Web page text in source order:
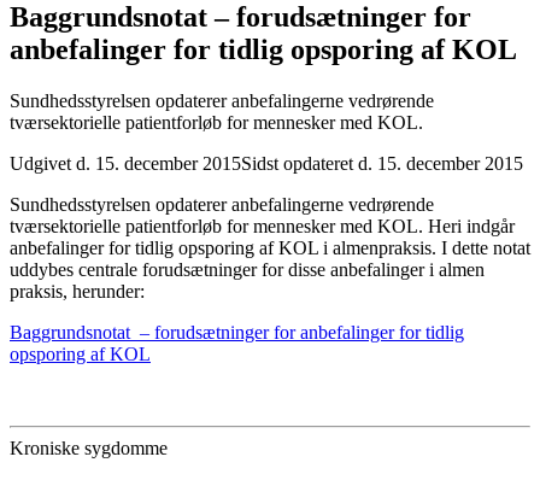
Baggrundsnotat – forudsætninger for
anbefalinger for tidlig opsporing af KOL
Sundhedsstyrelsen opdaterer anbefalingerne vedrørende
tværsektorielle patientforløb for mennesker med KOL.
Udgivet d. 15. december 2015Sidst opdateret d. 15. december 2015
Sundhedsstyrelsen opdaterer anbefalingerne vedrørende
tværsektorielle patientforløb for mennesker med KOL. Heri indgår
anbefalinger for tidlig opsporing af KOL i almenpraksis. I dette notat
uddybes centrale forudsætninger for disse anbefalinger i almen
praksis, herunder:
Baggrundsnotat – forudsætninger for anbefalinger for tidlig
opsporing af KOL
Kroniske sygdomme